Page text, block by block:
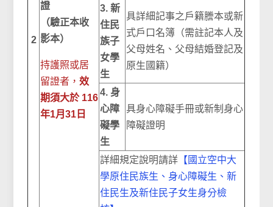
2
證
（驗正本收
影本）
持護照或居
留證者，效
期須大於 116
年1月31日
3. 新
住民
族子
女學
生
具詳細記事之戶籍謄本或新
式戶口名簿（需註記本人及
父母姓名、父母結婚登記及
原生國籍）
4. 身
心障
礙學
生
具身心障礙手冊或新制身心
障礙證明
詳細規定說明請詳 【國立空中大
學原住民族生、身心障礙生、新
住民生及新住民子女生身分檢